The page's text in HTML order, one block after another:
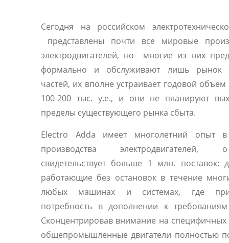
Сегодня на российском
представлены почти все мировые
электродвигателей, но многие из них
формально и обслуживают лишь рынок
частей, их вполне устраивает годовой
100-200 тыс. у.е., и они не планируют
пределы существующего рынка сбыта.
Electro Adda имеет многолетний опыт в
производства
свидетельствует больше 1 млн. поставок:
работающие без остановок в течение
любых машинах и системах, где
потребность в дополнении к требованиям
Сконцентрировав внимание на специфичных
общепромышленные двигатели полностью